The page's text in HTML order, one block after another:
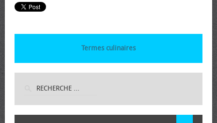
Termes culinaires